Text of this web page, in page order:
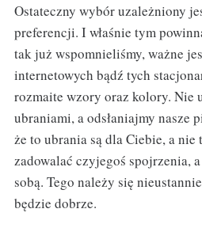
Ostateczny wybór uzależniony
preferencji. I właśnie tym
tak już wspomnieliśmy, ważne
internetowych bądź tych
rozmaite wzory oraz kolory. Nie
ubraniami, a odsłaniajmy nasze
że to ubrania są dla Ciebie, a
zadowalać czyjegoś spojrzenia,
sobą. Tego należy się
będzie dobrze.